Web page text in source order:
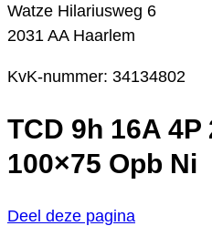
Watze Hilariusweg 6
2031 AA Haarlem
KvK-nummer: 34134802
TCD 9h 16A 4P
100×75 Opb Ni
Deel deze pagina